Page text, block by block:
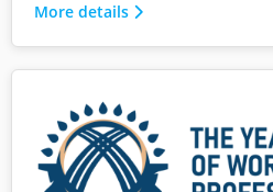
More details